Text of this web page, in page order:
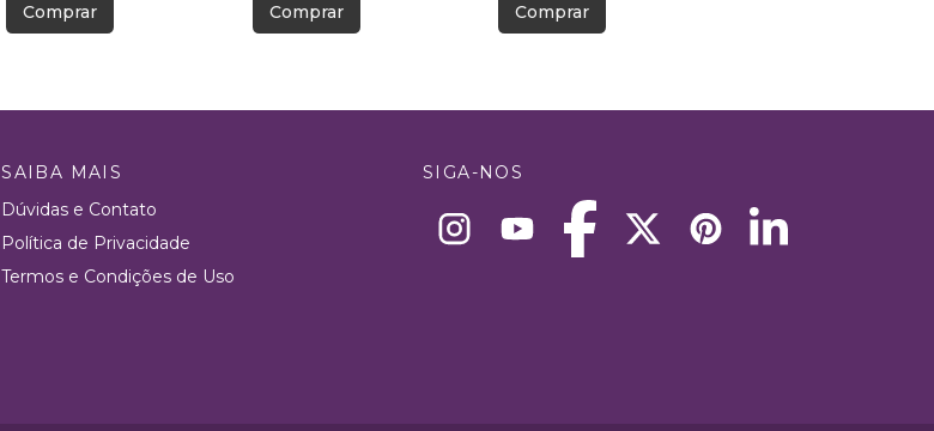
Comprar Comprar Comprar
SAIBA MAIS
Dúvidas e Contato
Política de Privacidade
Termos e Condições de Uso
SIGA-NOS